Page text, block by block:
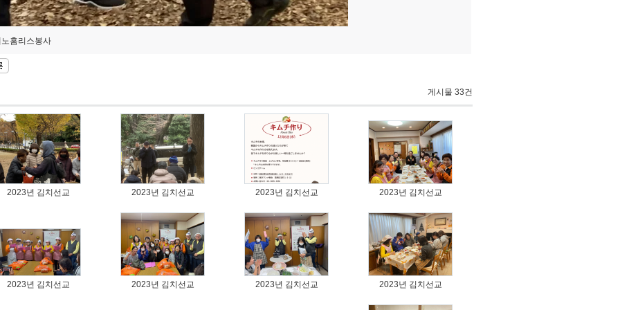
홈리스봉사
게시물 33건
2023년 김치선교 2023년 김치선교 2023년 김치선교 2023년 김치선교
2023년 김치선교 2023년 김치선교 2023년 김치선교 2023년 김치선교